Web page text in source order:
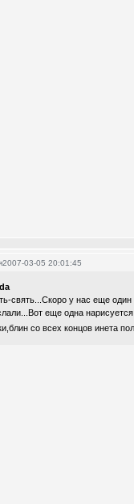
2007-03-05 20:01:45
свять...Скоро у нас еще
еще одна
со всех концов инета